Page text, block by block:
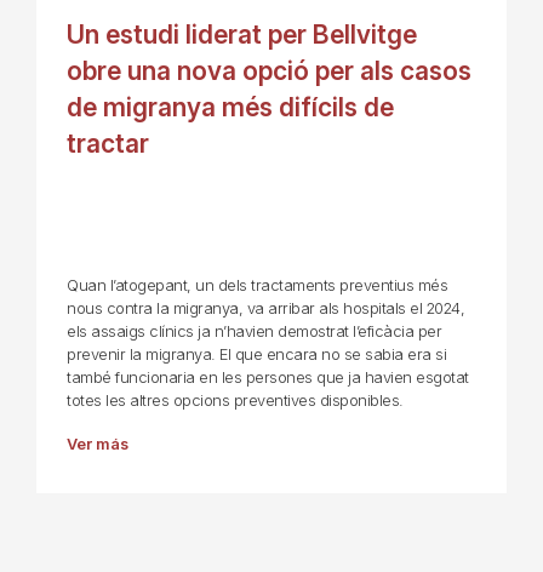
Un estudi liderat per Bellvitge
obre una nova opció per als casos
de migranya més difícils de
tractar
Quan l’atogepant, un dels tractaments preventius més
nous contra la migranya, va arribar als hospitals el 2024,
els assaigs clínics ja n’havien demostrat l’eficàcia per
prevenir la migranya. El que encara no se sabia era si
també funcionaria en les persones que ja havien esgotat
totes les altres opcions preventives disponibles.
Ver más